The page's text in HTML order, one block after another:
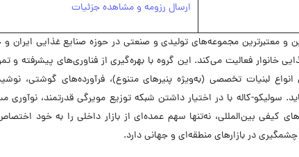
ارسال رزومه و مشاهده جزئیات
و معتبرترین مجموعه‌های تولیدی و صنعتی در حوزه صنایع غذایی ایران
فعالیت می‌کند. این گروه با بهره‌گیری از فناوری‌های پیشرفته و
لبنیات تخصصی (به‌ویژه پنیرهای متنوع)، فرآورده‌های گوشتی،
سولیکو-کاله با در اختیار داشتن شبکه توزیع مویرگی قدرتمند، نوآوری
کیفی بین‌المللی، نه‌تنها سهم عمده‌ای از بازار داخلی را به خود
در بازارهای منطقه‌ای و جهانی دارد.